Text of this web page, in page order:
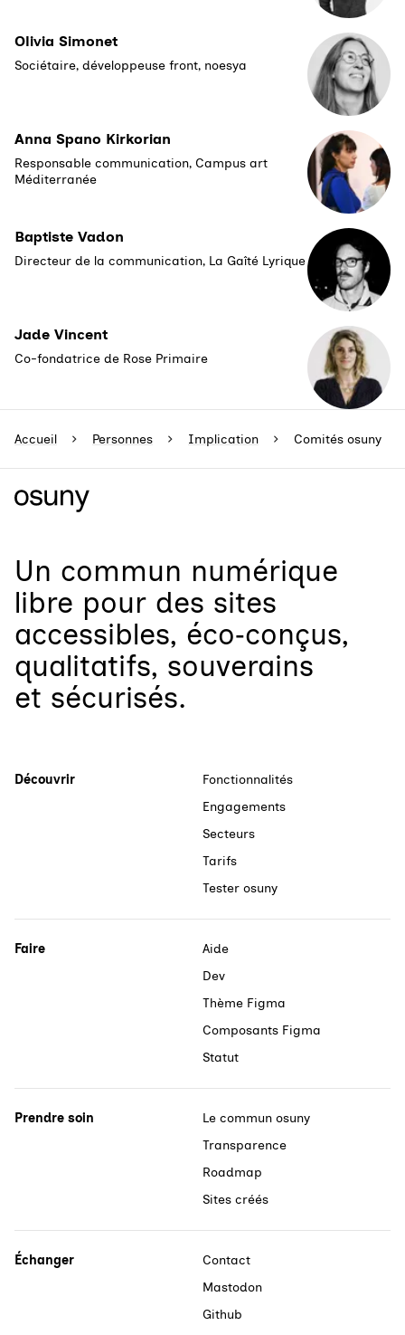
Olivia Simonet
Sociétaire, développeuse front, noesya
Anna Spano Kirkorian
Responsable communication, Campus art
Méditerranée
Baptiste Vadon
Directeur de la communication, La Gaîté Lyrique
Jade Vincent
Co-fondatrice de Rose Primaire
Accueil Personnes Implication Comités osuny
Un commun numérique
libre pour des sites
accessibles, éco‑conçus,
qualitatifs, souverains
et sécurisés.
Découvrir
Fonctionnalités
Engagements
Secteurs
Tarifs
Tester osuny
Faire
Aide
Dev
Thème Figma
Composants Figma
Statut
Prendre soin
Le commun osuny
Transparence
Roadmap
Sites créés
Échanger
Contact
Mastodon
Github